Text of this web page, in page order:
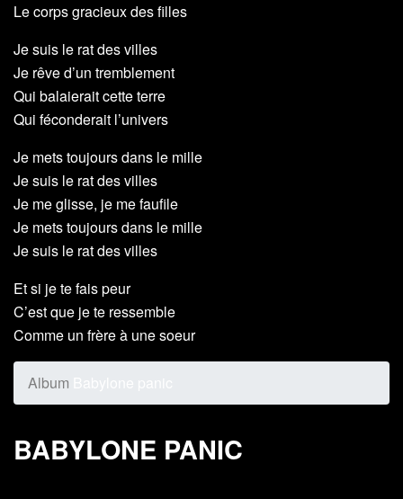
Le corps gracieux des filles
Je suis le rat des villes
Je rêve d’un tremblement
Qui balaierait cette terre
Qui féconderait l’univers
Je mets toujours dans le mille
Je suis le rat des villes
Je me glisse, je me faufile
Je mets toujours dans le mille
Je suis le rat des villes
Et si je te fais peur
C’est que je te ressemble
Comme un frère à une soeur
Album
BABYLONE PANIC